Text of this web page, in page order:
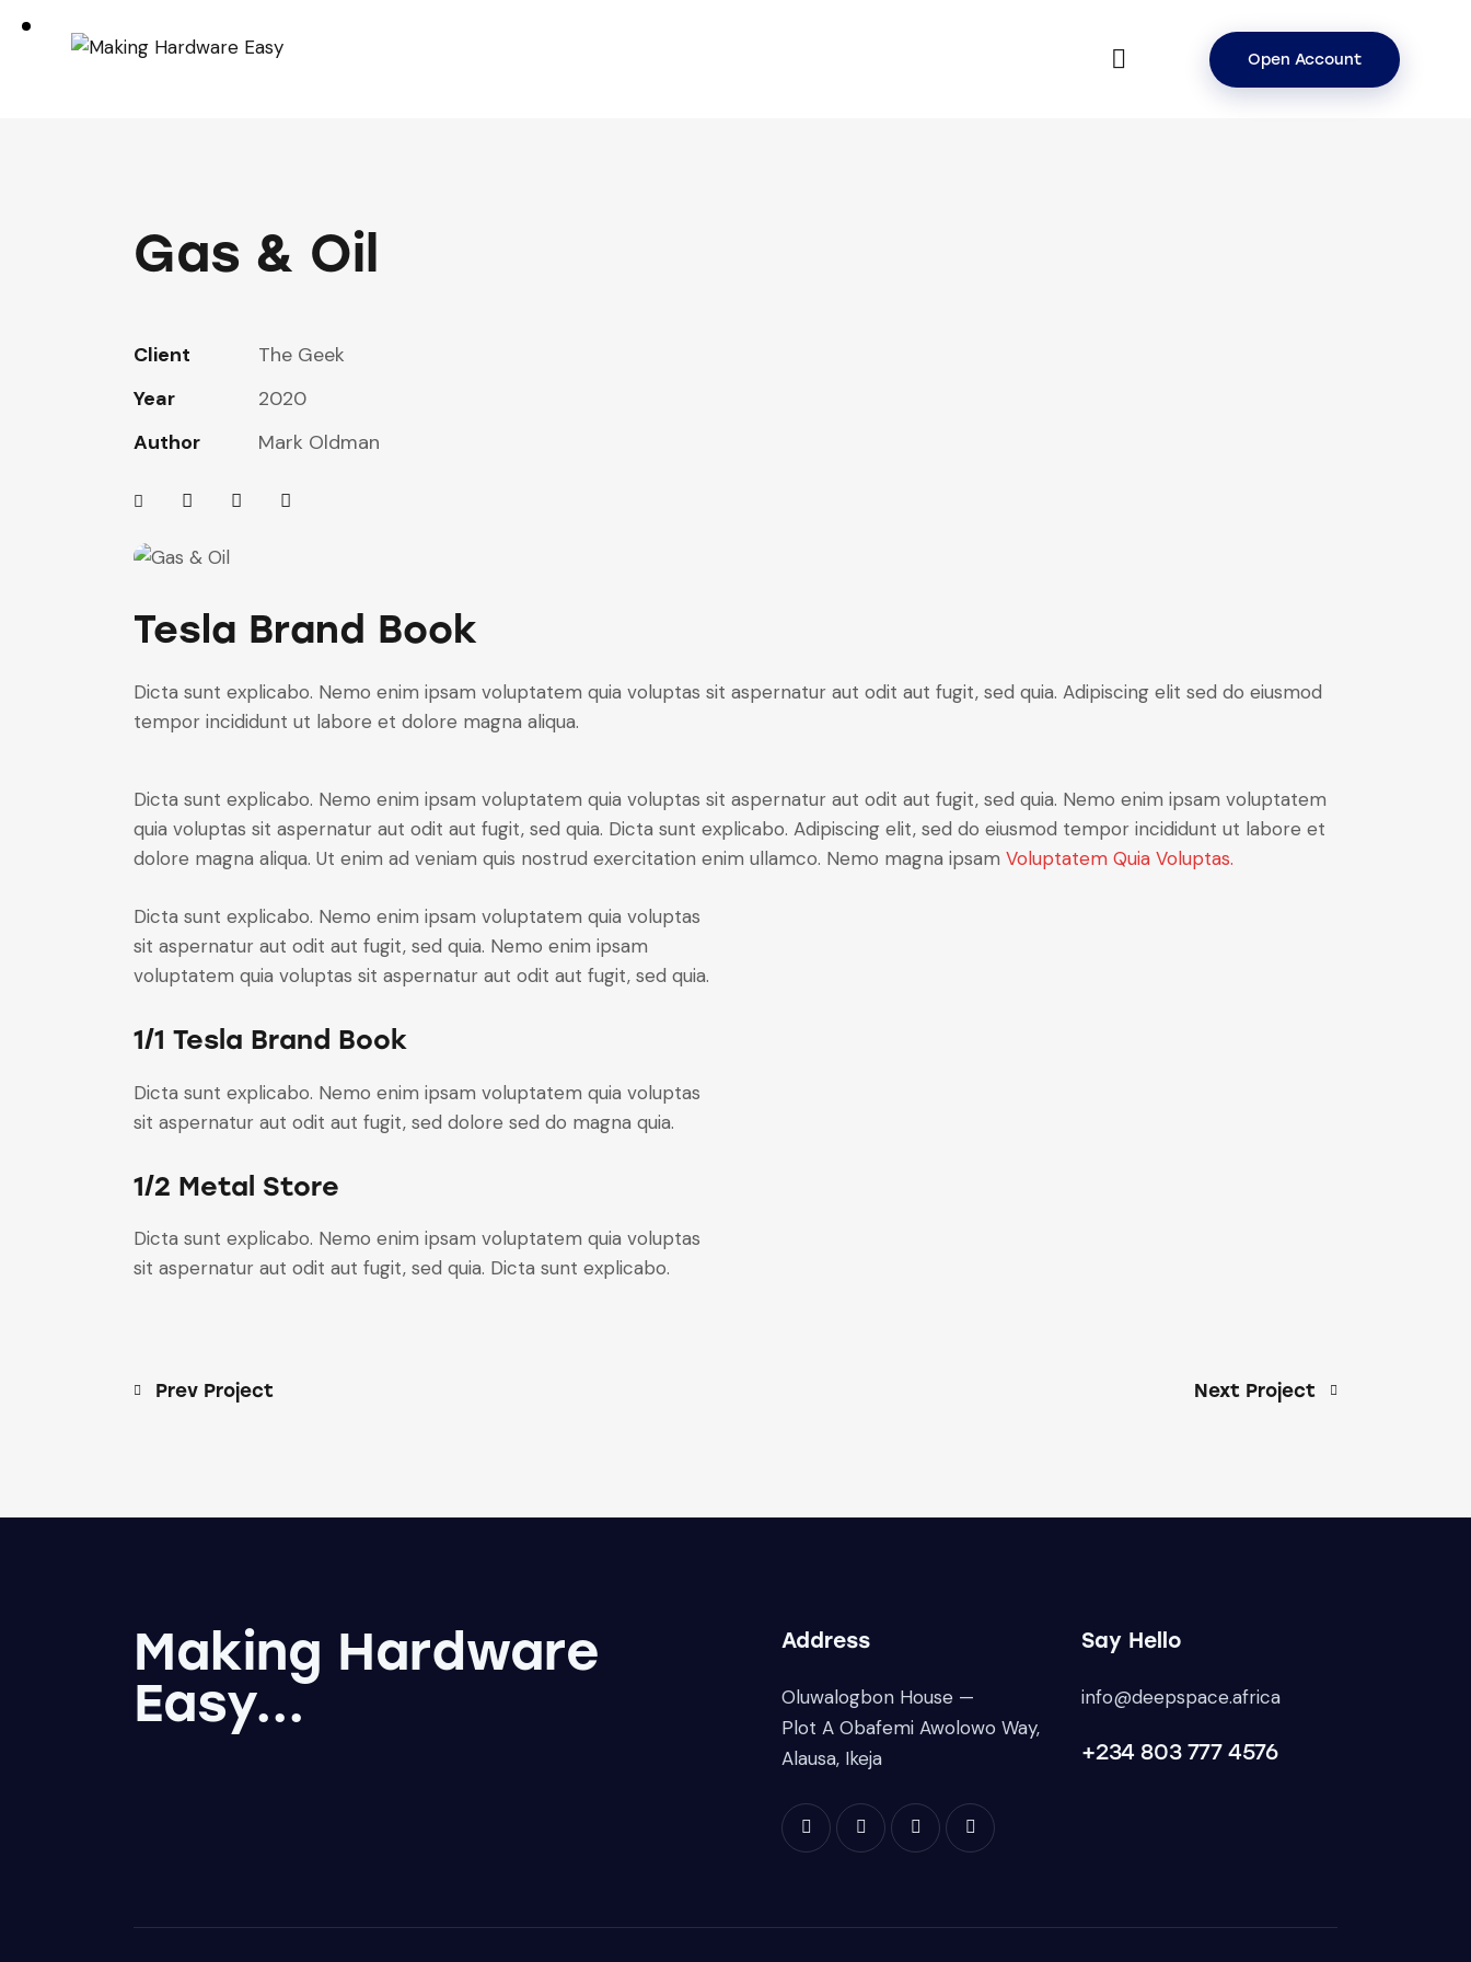
Open Account
Gas & Oil
Client
The Geek
Year
2020
Author
Mark Oldman
Tesla Brand Book
Dicta sunt explicabo. Nemo enim ipsam voluptatem quia voluptas sit aspernatur aut odit aut fugit, sed quia. Adipiscing elit sed do eiusmod
tempor incididunt ut labore et dolore magna aliqua.
Dicta sunt explicabo. Nemo enim ipsam voluptatem quia voluptas sit aspernatur aut odit aut fugit, sed quia. Nemo enim ipsam voluptatem
quia voluptas sit aspernatur aut odit aut fugit, sed quia. Dicta sunt explicabo. Adipiscing elit, sed do eiusmod tempor incididunt ut labore et
dolore magna aliqua. Ut enim ad veniam quis nostrud exercitation enim ullamco. Nemo magna ipsam Voluptatem Quia Voluptas.
Dicta sunt explicabo. Nemo enim ipsam voluptatem quia voluptas
sit aspernatur aut odit aut fugit, sed quia. Nemo enim ipsam
voluptatem quia voluptas sit aspernatur aut odit aut fugit, sed quia.
1/1 Tesla Brand Book
Dicta sunt explicabo. Nemo enim ipsam voluptatem quia voluptas
sit aspernatur aut odit aut fugit, sed dolore sed do magna quia.
1/2 Metal Store
Dicta sunt explicabo. Nemo enim ipsam voluptatem quia voluptas
sit aspernatur aut odit aut fugit, sed quia. Dicta sunt explicabo.
Prev Project Next Project
Making Hardware
Easy...
Address
Oluwalogbon House —
Plot A Obafemi Awolowo Way,
Alausa, Ikeja
Say Hello
info@deepspace.africa
+234 803 777 4576